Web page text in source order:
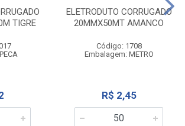
TIGRE
ELETRODUTO CORRUGADO
20MMX50MT AMANCO
Código: 1708
Embalagem: METRO
R$ 2,45